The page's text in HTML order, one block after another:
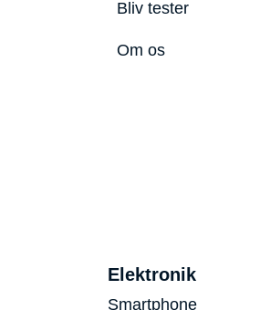
Bliv tester
Om os
Elektronik
Smartphone